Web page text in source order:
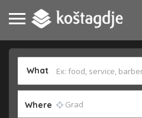
What
Where